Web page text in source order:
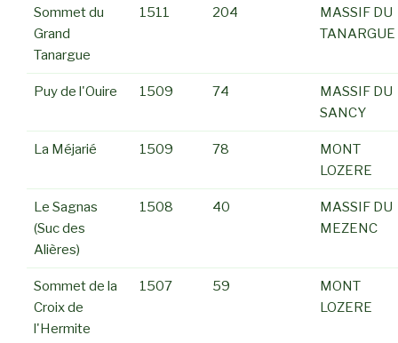
Sommet du
Grand
Tanargue
1511 204
MASSIF DU
TANARGUE
Puy de l'Ouire 1509 74
MASSIF DU
SANCY
La Méjarié 1509 78
MONT
LOZERE
Le Sagnas
(Suc des
Alières)
1508 40
MASSIF DU
MEZENC
Sommet de la
Croix de
l'Hermite
1507 59
MONT
LOZERE